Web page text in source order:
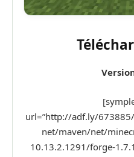
url=”http://adf.ly/
net/maven/net/
10.13.2.1291/forge-